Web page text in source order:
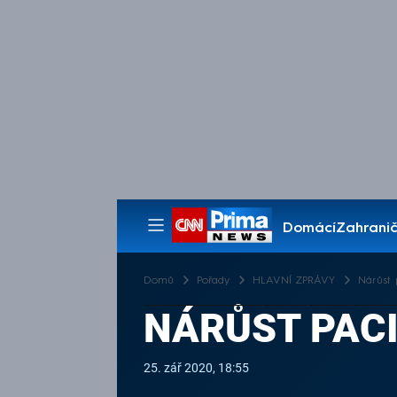
Domácí
Pořady
Domů Pořady HLAVNÍ ZPRÁVY Nárůst
NÁRŮST
25. zář 2020, 18:55